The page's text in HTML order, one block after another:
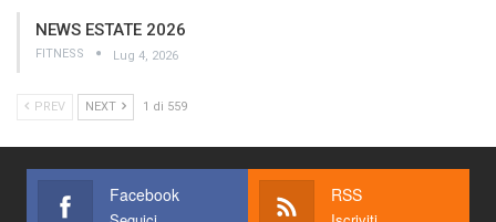
NEWS ESTATE 2026
FITNESS Lug 4, 2026
PREV NEXT 1 di 559
Facebook RSS